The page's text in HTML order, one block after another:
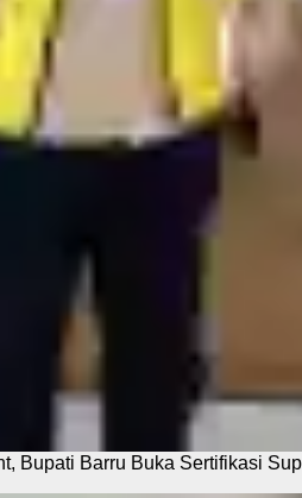
Bupati Barru Buka Sertifikasi